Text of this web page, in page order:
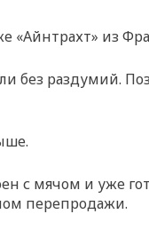
«Айнтрахт» из
без раздумий.
мячом и уже
перепродажи.